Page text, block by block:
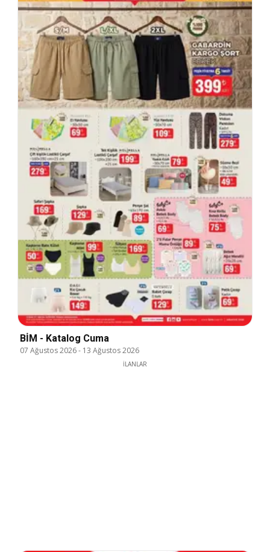
BİM - Katalog Cuma
07 Ağustos 2026- 13 Ağustos 2026
İLANLAR